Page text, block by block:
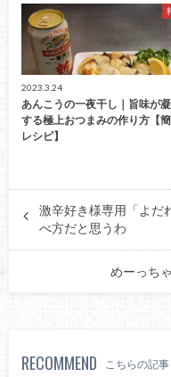
2023.3.24
あんこうの一夜干し｜旨味が
する極上おつまみの作り方【
レシピ】
激辛好き様専用「よだ
べ方だと思うわ
めーっち
RECOMMEND こちらの記事